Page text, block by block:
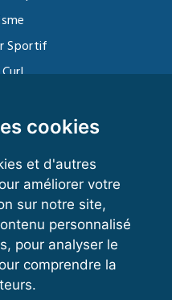
cookies
et d'autres
améliorer votre
sur notre site,
personnalisé
pour analyser le
comprendre la
Sportif
club